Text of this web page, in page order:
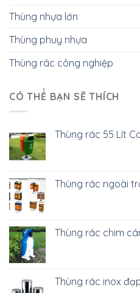
Thùng nhựa lớn
Thùng phuy nhựa
Thùng rác công nghiệp
CÓ THỂ BẠN SẼ THÍCH
Thùng rác 55 Lít
Thùng rác ngoài
Thùng rác chim
Thùng rác inox